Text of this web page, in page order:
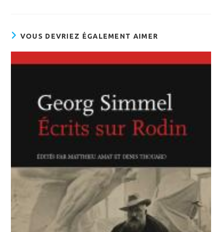
VOUS DEVRIEZ ÉGALEMENT AIMER